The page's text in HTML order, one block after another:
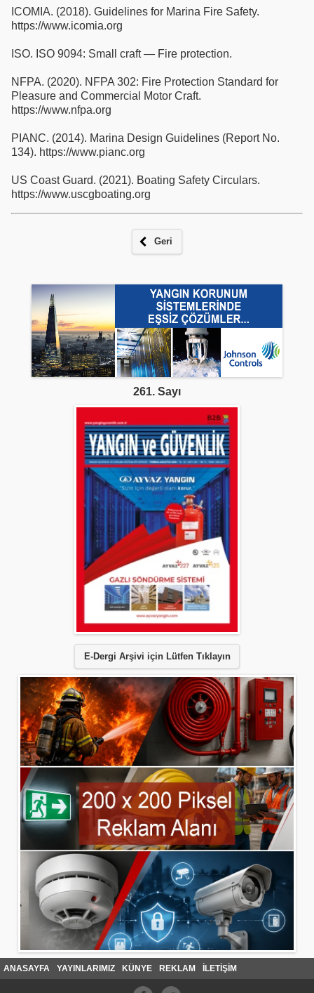
ICOMIA. (2018). Guidelines for Marina Fire Safety.
https://www.icomia.org
ISO. ISO 9094: Small craft — Fire protection.
NFPA. (2020). NFPA 302: Fire Protection Standard for
Pleasure and Commercial Motor Craft.
https://www.nfpa.org
PIANC. (2014). Marina Design Guidelines (Report No.
134). https://www.pianc.org
US Coast Guard. (2021). Boating Safety Circulars.
https://www.uscgboating.org
Geri
261. Sayı
E-Dergi Arşivi için Lütfen Tıklayın
ANASAYFA YAYINLARIMIZ KÜNYE REKLAM İLETİŞİM